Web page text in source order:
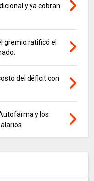
y ya cobran
gremio ratificó el
del déficit con
y los